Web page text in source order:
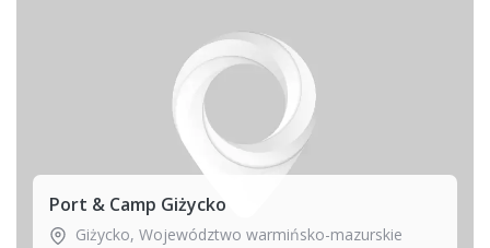
Port & Camp Giżycko
Giżycko, Województwo warmińsko-mazurskie